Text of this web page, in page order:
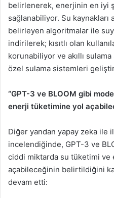
belirlenerek, enerjinin en iyi
sağlanabiliyor. Su kaynakları
belirleyen algoritmalar ile
indirilerek; kısıtlı olan
korunabiliyor ve akıllı
özel sulama sistemleri
“GPT-3 ve BLOOM gibi
enerji tüketimine yol
Diğer yandan yapay zeka ile
incelendiğinde, GPT-3 ve
ciddi miktarda su tüketimi
açabileceğinin belirtildiğini
devam etti: